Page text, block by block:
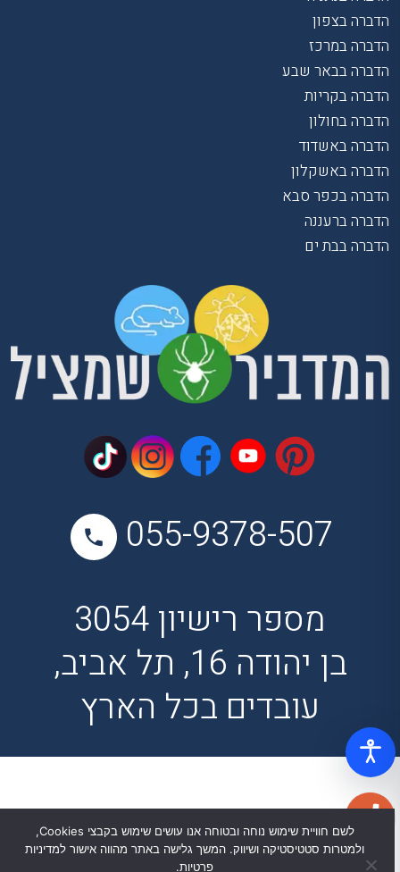
הדברה בצפון
הדברה במרכז
הדברה בבאר שבע
הדברה בקריות
הדברה בחולון
הדברה באשדוד
הדברה באשקלון
הדברה בכפר סבא
הדברה ברעננה
הדברה בבת ים
055-9378-507
מספר רישיון 3054
בן יהודה 16, תל אביב,
עובדים בכל הארץ
לשם חוויית שימוש נוחה ובטוחה אנו עושים שימוש בקבצי Cookies,
ולמטרות סטטיסטיקה ושיווק. המשך גלישה באתר מהווה אישור למדיניות
פרטיות.